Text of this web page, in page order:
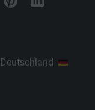
Deutschland